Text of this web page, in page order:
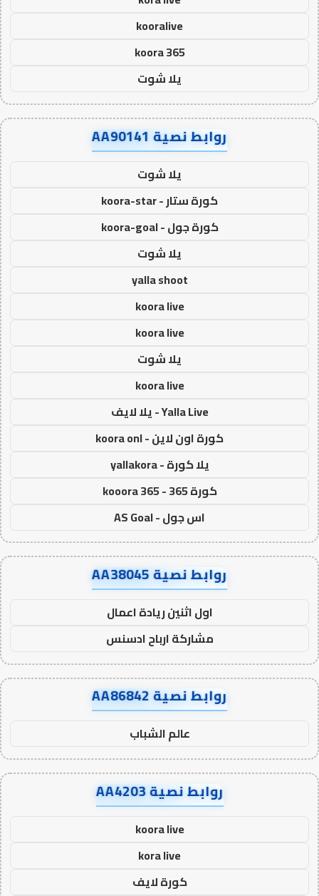
kooralive
koora 365
يلا شوت
روابط نصية AA90141
يلا شوت
كورة ستار - koora-star
كورة جول - koora-goal
يلا شوت
yalla shoot
koora live
koora live
يلا شوت
koora live
Yalla Live - يلا لايف
كورة اون لاين - koora onl
يلا كورة - yallakora
كورة 365 - kooora 365
اس جول - AS Goal
روابط نصية AA38045
اول اثنين ريادة اعمال
مشاركة ارباح ادسنس
روابط نصية AA86842
عالم الشباب
روابط نصية AA4203
koora live
kora live
كورة لايف